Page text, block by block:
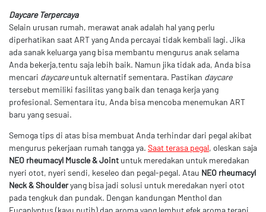
Daycare Terpercaya
Selain urusan rumah, merawat anak adalah hal yang perlu
diperhatikan saat ART yang Anda percayai tidak kembali lagi. Jika
ada sanak keluarga yang bisa membantu mengurus anak selama
Anda bekerja,tentu saja lebih baik. Namun jika tidak ada, Anda bisa
mencari daycareuntuk alternatif sementara. Pastikan daycare
tersebut memiliki fasilitas yang baik dan tenaga kerja yang
profesional. Sementara itu, Anda bisa mencoba menemukan ART
baru yang sesuai.
Semoga tips di atas bisa membuat Anda terhindar dari pegal akibat
mengurus pekerjaan rumah tangga ya. Saat terasa pegal, oleskan saja
NEO rheumacyl Muscle & Joint untuk meredakan untuk meredakan
nyeri otot, nyeri sendi, keseleo dan pegal-pegal. Atau NEO rheumacyl
Neck & Shoulderyang bisa jadi solusi untuk meredakan nyeri otot
pada tengkuk dan pundak. Dengan kandungan Menthol dan